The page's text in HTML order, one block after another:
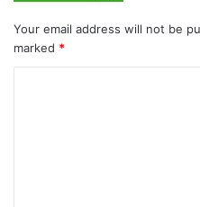
Your email address will not be
marked *